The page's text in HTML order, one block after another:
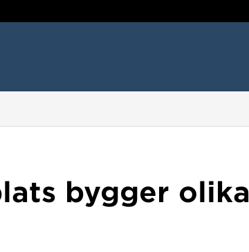
bygger olika